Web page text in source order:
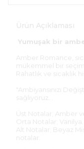
Ürün Açıklaması
Yumuşak bir
Amber Romance,
mükemmel bir
Rahatlık ve sıcaklık
"Ambiyansınızı
sağlıyoruz...
Üst Notalar; Amber
Orta Notalar; Vanilya.
Alt Notalar; Beyaz
notalar.